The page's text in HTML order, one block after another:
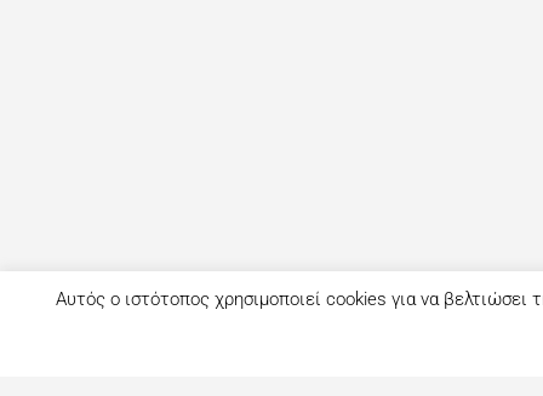
Αυτός ο ιστότοπος χρησιμοποιεί cookies για να βελτιώσει